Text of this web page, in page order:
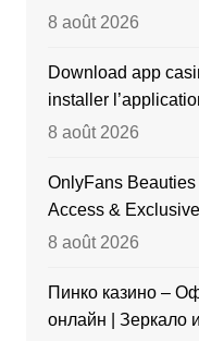
8 août 2026
Download app
installer
8 août 2026
OnlyFans
Access &
8 août 2026
Пинко казино –
онлайн | Зеркало